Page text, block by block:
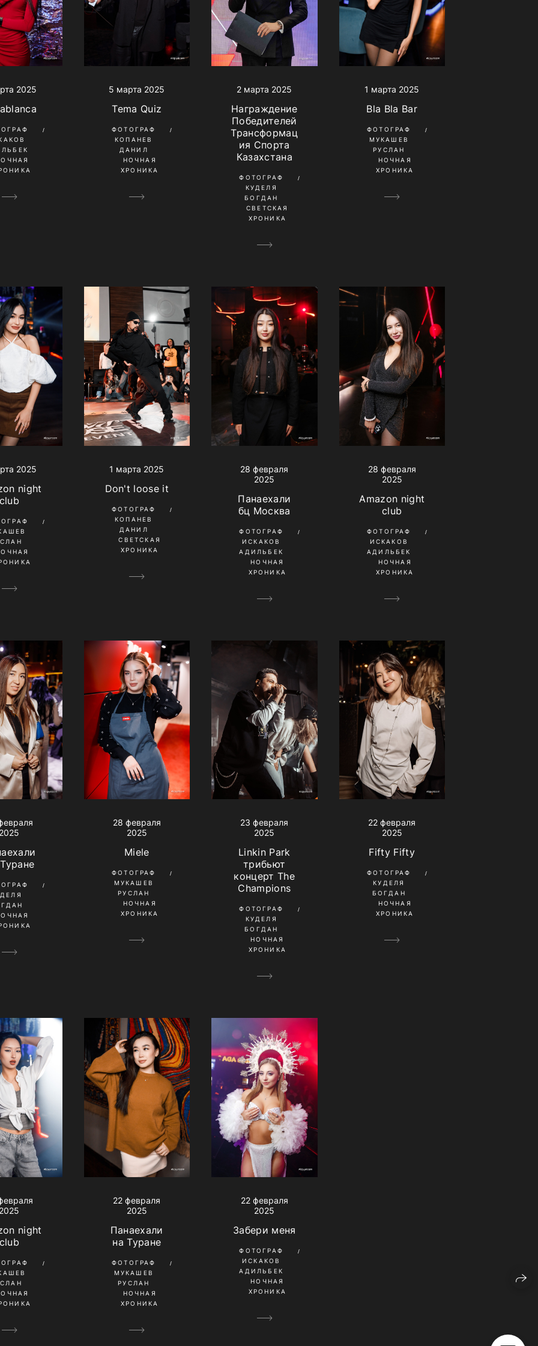
2025 5 марта 2025
Tema Quiz
ФОТОГРАФ
КОПАНЕВ
ДАНИЛ
НОЧНАЯ
ХРОНИКА
2 марта 2025
Награждение
Победителей
Трансформац
ия Спорта
Казахстана
ФОТОГРАФ
КУДЕЛЯ
БОГДАН
СВЕТСКАЯ
ХРОНИКА
1 марта 2025
Bla Bla Bar
ФОТОГРАФ
МУКАШЕВ
РУСЛАН
НОЧНАЯ
ХРОНИКА
2025
night
1 марта 2025
Don't loose it
ФОТОГРАФ
КОПАНЕВ
ДАНИЛ
СВЕТСКАЯ
ХРОНИКА
28 февраля
2025
Панаехали
бц Москва
ФОТОГРАФ
ИСКАКОВ
АДИЛЬБЕК
НОЧНАЯ
ХРОНИКА
28 февраля
2025
Amazon night
club
ФОТОГРАФ
ИСКАКОВ
АДИЛЬБЕК
НОЧНАЯ
ХРОНИКА
28 февраля
2025
Miele
ФОТОГРАФ
МУКАШЕВ
РУСЛАН
НОЧНАЯ
ХРОНИКА
23 февраля
2025
Linkin Park
трибьют
концерт The
Champions
ФОТОГРАФ
КУДЕЛЯ
БОГДАН
НОЧНАЯ
ХРОНИКА
22 февраля
2025
Fifty Fifty
ФОТОГРАФ
КУДЕЛЯ
БОГДАН
НОЧНАЯ
ХРОНИКА
night
22 февраля
2025
Панаехали
на Туране
ФОТОГРАФ
МУКАШЕВ
РУСЛАН
НОЧНАЯ
ХРОНИКА
22 февраля
2025
Забери меня
ФОТОГРАФ
ИСКАКОВ
АДИЛЬБЕК
НОЧНАЯ
ХРОНИКА